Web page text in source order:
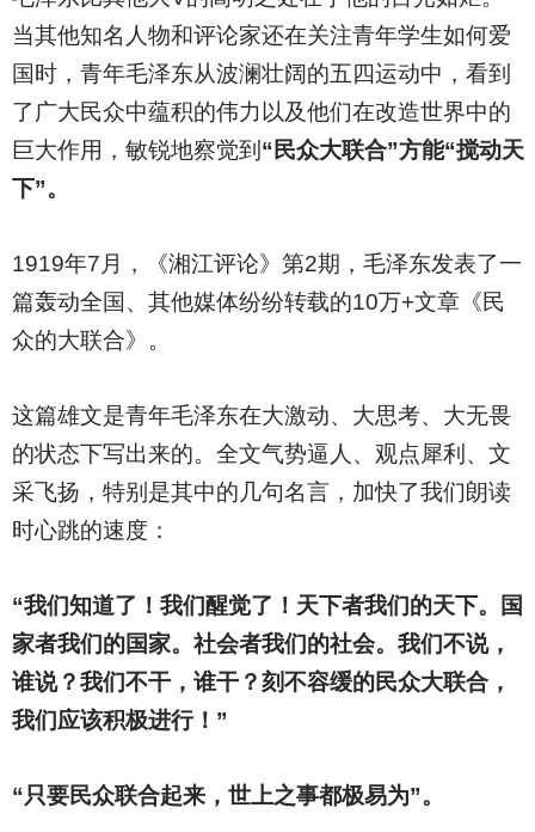
当其他知名人物和评论家还在关注青年学生如何爱
国时，青年毛泽东从波澜壮阔的五四运动中，看到
了广大民众中蕴积的伟力以及他们在改造世界中的
巨大作用，敏锐地察觉到 “民众大联合”方能“搅动天
下”。
1919年7月，《湘江评论》第2期，毛泽东发表了一
篇轰动全国、其他媒体纷纷转载的10万+文章《民
众的大联合》。
这篇雄文是青年毛泽东在大激动、大思考、大无畏
的状态下写出来的。全文气势逼人、观点犀利、文
采飞扬，特别是其中的几句名言，加快了我们朗读
时心跳的速度：
“我们知道了！我们醒觉了！天下者我们的天下。国
家者我们的国家。社会者我们的社会。我们不说，
谁说？我们不干，谁干？刻不容缓的民众大联合，
我们应该积极进行！”
“只要民众联合起来，世上之事都极易为”。